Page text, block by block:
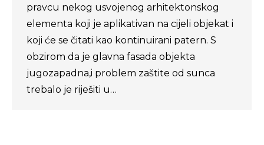
pravcu nekog usvojenog arhitektonskog
elementa koji je aplikativan na cijeli objekat i
koji će se čitati kao kontinuirani patern. S
obzirom da je glavna fasada objekta
jugozapadna,i problem zaštite od sunca
trebalo je riješiti u…